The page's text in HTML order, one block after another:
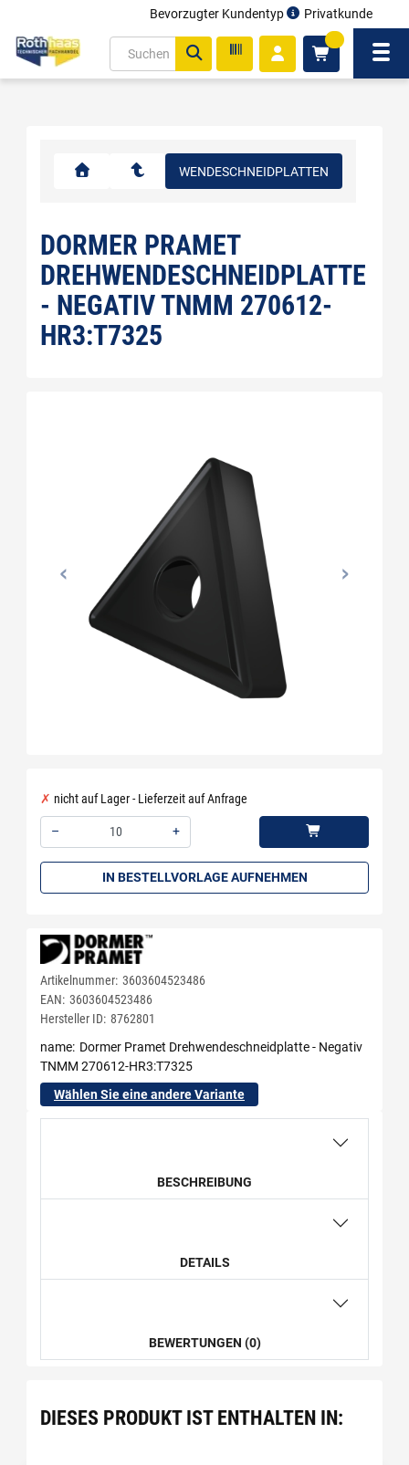
Bevorzugter Kundentyp Privatkunde
WENDESCHNEIDPLATTEN
DORMER PRAMET
DREHWENDESCHNEIDPLATTE
- NEGATIV TNMM 270612-
HR3:T7325
nicht auf Lager - Lieferzeit auf Anfrage
–
+
IN BESTELLVORLAGE AUFNEHMEN
Artikelnummer: 3603604523486
EAN: 3603604523486
Hersteller ID: 8762801
name Dormer Pramet Drehwendeschneidplatte - Negativ
TNMM 270612-HR3:T7325
Wählen Sie eine andere Variante
BESCHREIBUNG
DETAILS
BEWERTUNGEN (0)
DIESES PRODUKT IST ENTHALTEN IN: